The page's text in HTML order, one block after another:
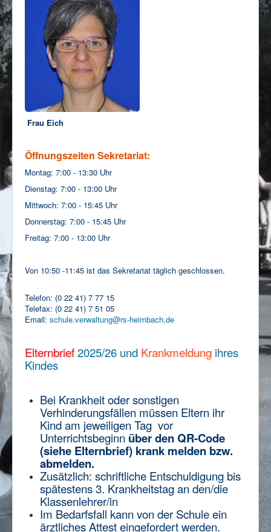
Frau Eich
Öffnungszeiten Sekretariat:
Montag: 7:00 - 13:30 Uhr
Dienstag: 7:00 - 13:00 Uhr
Mittwoch: 7:00 - 15:45 Uhr
Donnerstag: 7:00 - 15:45 Uhr
Freitag: 7:00 - 13:00 Uhr
Von 10:50 -11:45 ist das Sekretariat täglich geschlossen.
Telefon: (0 22 41) 7 77 15
Telefax: (0 22 41) 7 51 05
Email: schule.verwaltung@rs-heimbach.de
Elternbrief2025/26 und Krankmeldung ihres
Kindes
Bei Krankheit oder sonstigen
Verhinderungsfällen müssen Eltern ihr
Kind am jeweiligen Tag vor
Unterrichtsbeginn über den QR-Code
(siehe Elternbrief) krank melden bzw.
abmelden.
Zusätzlich: schriftliche Entschuldigung bis
spätestens 3. Krankheitstag an den/die
Klassenlehrer/in
Im Bedarfsfall kann von der Schule ein
ärztliches Attest eingefordert werden.